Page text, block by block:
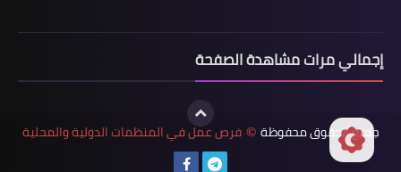
إجمالي مرات مشاهدة الصفحة
جميع الحقوق محفوظة © فرص عمل في المنظمات الدولية والمحلية